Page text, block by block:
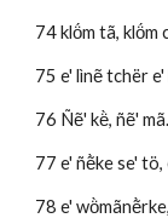
74 klö́m tã, klö́m
75 e' lìnẽ tchër
76 Ñẽ' kë̀, ñẽ'
77 e' ñẽ̀ke se'
78 e'